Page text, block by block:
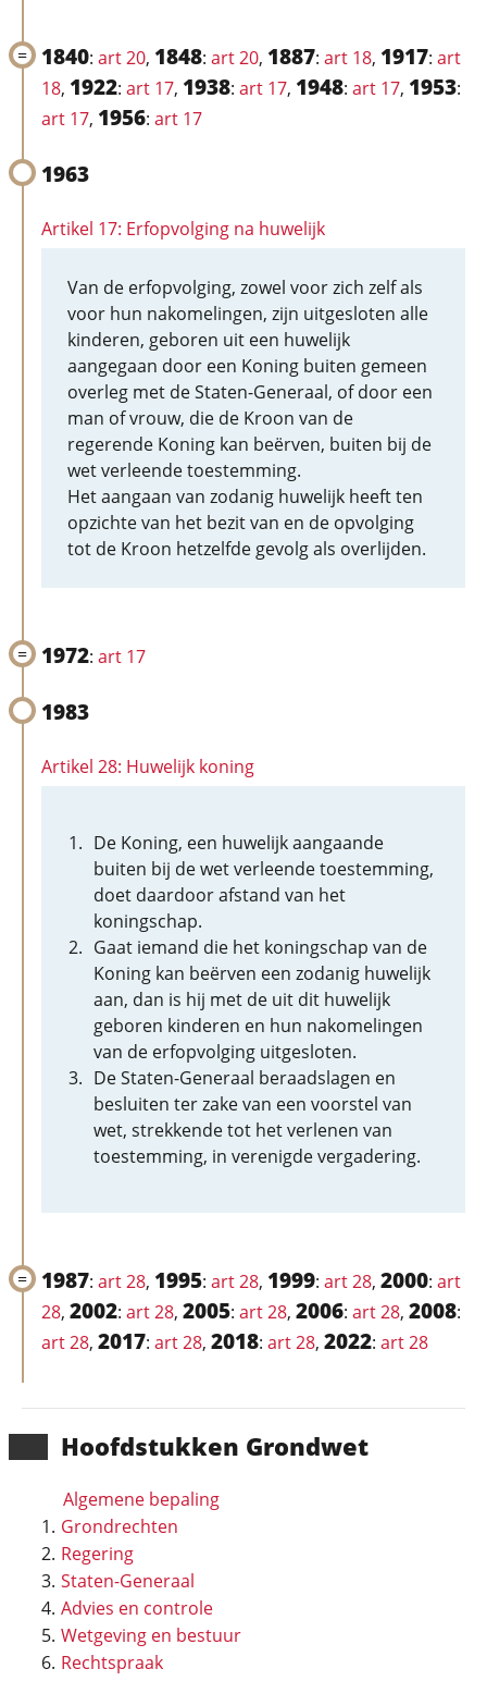
Hoofd­stukken Grondwet
Algemene bepaling
Grondrechten
Regering
Staten-Generaal
Advies en controle
Wetgeving en bestuur
Rechtspraak
1840: art 20, 1848: art 20, 1887: art 18, 1917: art
18, 1922: art 17, 1938: art 17, 1948: art 17, 1953:
art 17, 1956: art 17
1963
Artikel 17: Erfopvolging na huwelijk
Van de erfopvolging, zowel voor zich zelf als
voor hun nakomelingen, zijn uitgesloten alle
kinderen, geboren uit een huwelijk
aangegaan door een Koning buiten gemeen
overleg met de Staten-Generaal, of door een
man of vrouw, die de Kroon van de
regerende Koning kan beërven, buiten bij de
wet verleende toestemming.
Het aangaan van zodanig huwelijk heeft ten
opzichte van het bezit van en de opvolging
tot de Kroon hetzelfde gevolg als overlijden.
1972: art 17
1983
Artikel 28: Huwelijk koning
De Koning, een huwelijk aangaande
buiten bij de wet verleende toestemming,
doet daardoor afstand van het
koningschap.
Gaat iemand die het koningschap van de
Koning kan beërven een zodanig huwelijk
aan, dan is hij met de uit dit huwelijk
geboren kinderen en hun nakomelingen
van de erfopvolging uitgesloten.
De Staten-Generaal beraadslagen en
besluiten ter zake van een voorstel van
wet, strekkende tot het verlenen van
toestemming, in verenigde vergadering.
1987: art 28, 1995: art 28, 1999: art 28, 2000: art
28, 2002: art 28, 2005: art 28, 2006: art 28, 2008:
art 28, 2017: art 28, 2018: art 28, 2022: art 28